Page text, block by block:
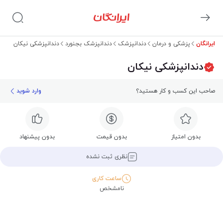
ایرانگان پزشکی و درمان دندانپزشک دندانپزشک بجنورد دندانپزشکی نیکان
دندانپزشکی نیکان
صاحب این کسب و کار هستید؟ وارد شوید
بدون امتیاز بدون قیمت بدون پیشنهاد
نظری ثبت نشده
ساعت کاری
نامشخص